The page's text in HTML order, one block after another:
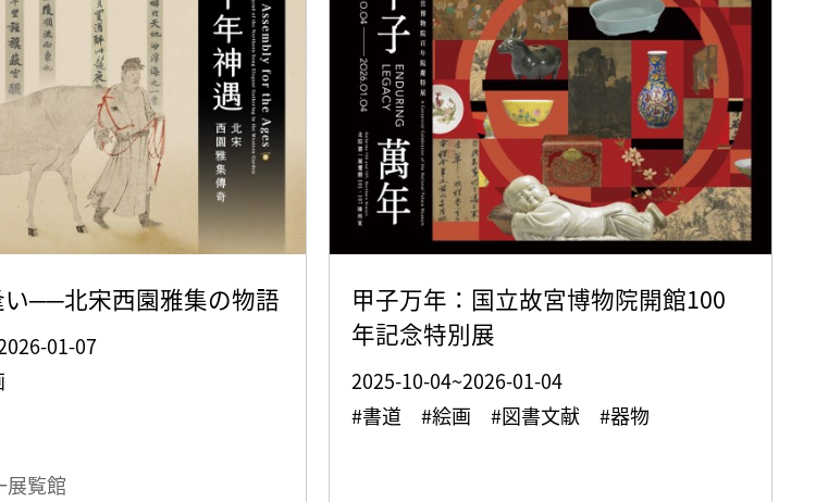
──北宋西園雅集の物語
01-07
展覧館
甲子万年：国立故宮博物院開館100
年記念特別展
2025-10-04~2026-01-04
#書道 #絵画 #図書文献 #器物